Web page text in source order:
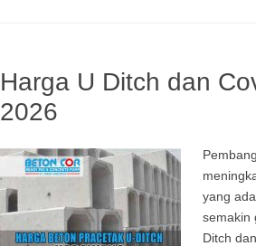
Harga U Ditch dan
2026
yang
semakin
Ditch